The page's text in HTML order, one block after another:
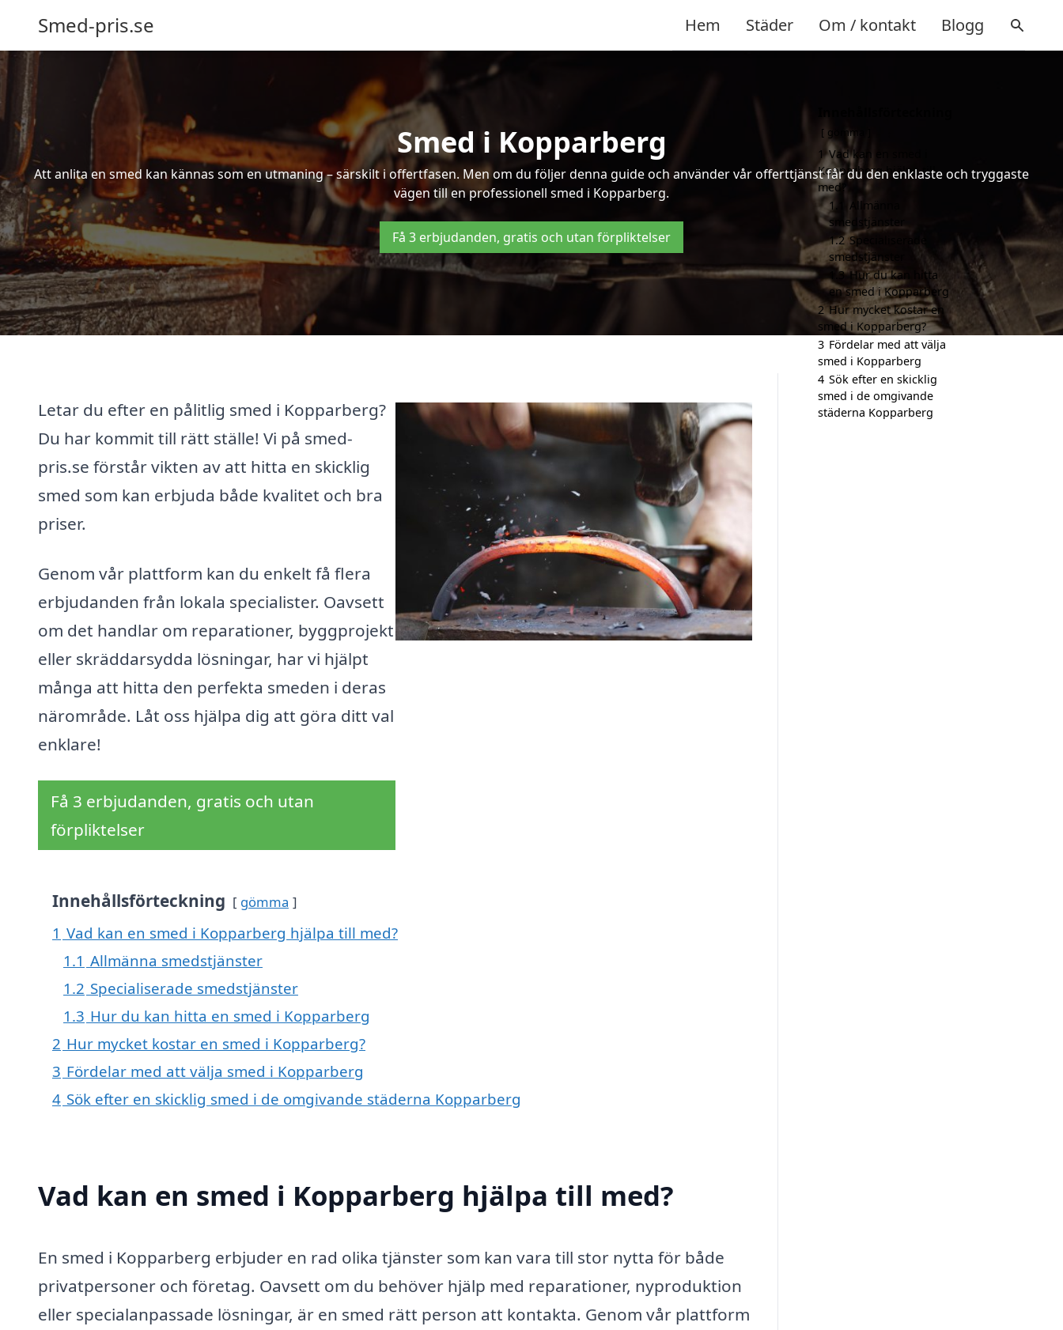
Smed-pris.se Hem Städer Om / kontakt Blogg
Smed i Kopparberg
Att anlita en smed kan kännas som en utmaning – särskilt i offertfasen. Men om du följer denna guide och använder vår offerttjänst får du den enklaste och tryggaste
vägen till en professionell smed i Kopparberg.
Få 3 erbjudanden, gratis och utan förpliktelser
Letar du efter en pålitlig smed i Kopparberg?
Du har kommit till rätt ställe! Vi på smed-
pris.se förstår vikten av att hitta en skicklig
smed som kan erbjuda både kvalitet och bra
priser.
Genom vår plattform kan du enkelt få flera
erbjudanden från lokala specialister. Oavsett
om det handlar om reparationer, byggprojekt
eller skräddarsydda lösningar, har vi hjälpt
många att hitta den perfekta smeden i deras
närområde. Låt oss hjälpa dig att göra ditt val
enklare!
Få 3 erbjudanden, gratis och utan
förpliktelser
Innehållsförteckning gömma
1 Vad kan en smed i Kopparberg hjälpa till med?
1.1 Allmänna smedstjänster
1.2 Specialiserade smedstjänster
1.3 Hur du kan hitta en smed i Kopparberg
2 Hur mycket kostar en smed i Kopparberg?
3 Fördelar med att välja smed i Kopparberg
4 Sök efter en skicklig smed i de omgivande städerna Kopparberg
Vad kan en smed i Kopparberg hjälpa till med?
En smed i Kopparberg erbjuder en rad olika tjänster som kan vara till stor nytta för både
privatpersoner och företag. Oavsett om du behöver hjälp med reparationer, nyproduktion
eller specialanpassade lösningar, är en smed rätt person att kontakta. Genom vår plattform
gömma
1 Vad kan en smed i
Kopparberg hjälpa till
med?
1.1
Allmänna
smedstjänster
1.2 Specialiserade
smedstjänster
1.3 Hur du kan hitta
en smed i Kopparberg
2 Hur mycket kostar en
smed i Kopparberg?
3 Fördelar med att välja
smed i Kopparberg
4 Sök efter en skicklig
smed i de omgivande
städerna Kopparberg